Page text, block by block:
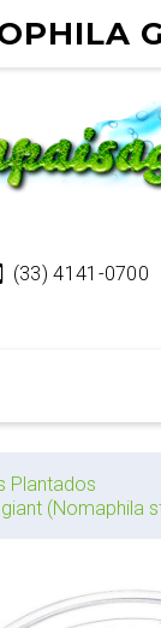
(33) 4141-0700
Plantados
(Nomaphila